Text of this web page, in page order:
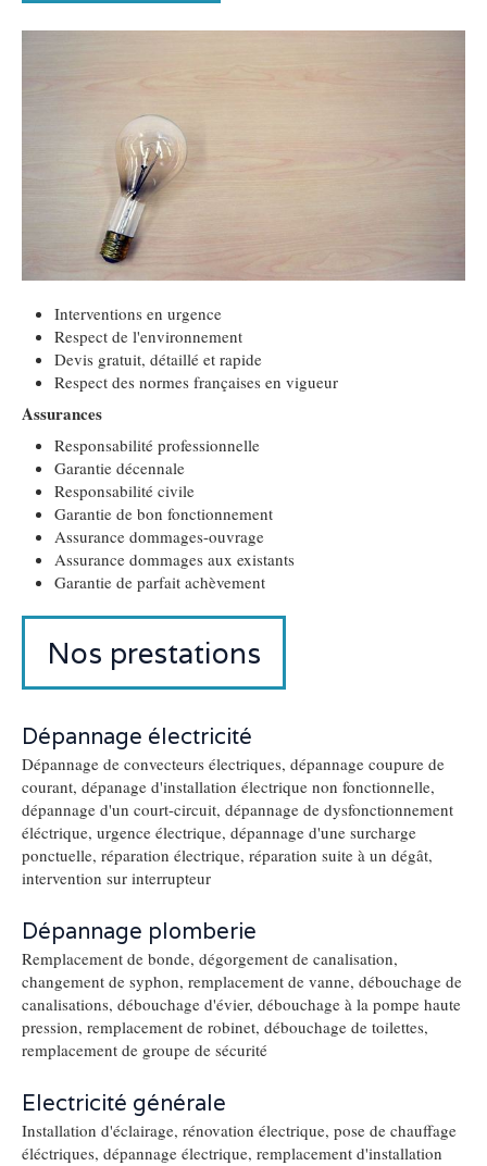
Interventions en urgence
Respect de l'environnement
Devis gratuit, détaillé et rapide
Respect des normes françaises en vigueur
Assurances
Responsabilité professionnelle
Garantie décennale
Responsabilité civile
Garantie de bon fonctionnement
Assurance dommages-ouvrage
Assurance dommages aux existants
Garantie de parfait achèvement
Nos prestations
Dépannage électricité
Dépannage de convecteurs électriques, dépannage coupure de
courant, dépanage d'installation électrique non fonctionnelle,
dépannage d'un court-circuit, dépannage de dysfonctionnement
éléctrique, urgence électrique, dépannage d'une surcharge
ponctuelle, réparation électrique, réparation suite à un dégât,
intervention sur interrupteur
Dépannage plomberie
Remplacement de bonde, dégorgement de canalisation,
changement de syphon, remplacement de vanne, débouchage de
canalisations, débouchage d'évier, débouchage à la pompe haute
pression, remplacement de robinet, débouchage de toilettes,
remplacement de groupe de sécurité
Electricité générale
Installation d'éclairage, rénovation électrique, pose de chauffage
éléctriques, dépannage électrique, remplacement d'installation